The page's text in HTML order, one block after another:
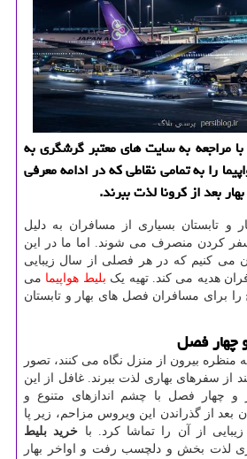
با مراجعه به سایت های معتبر گرشگری به
را به تمامی نقاطی كه در ادامه معرفی
بعد از كرونا لذت ببرند.
و تابستان بسیاری از مسافران به دلیل
کردن منصرف می شوند. اما ما در این
می کنیم که در هر فصلی از سال زیبایی
هدیه می کند. تهیه یک بلیط هواپیما می
برای مسافران فصل های بهار و تابستان
چهار فصل
بیرون از منزل نگاه می کنند، تصور
از سفرهای بهاری لذت ببرند. غافل از این
و چهار فصل با چشم اندازهای متنوع و
بعد از گذراندن این ویروس مزاحم، زیر پا
از آن را تماشا کرد. با خرید بلیط
لذت بخش و دلچسب رفت و اواخر بهار